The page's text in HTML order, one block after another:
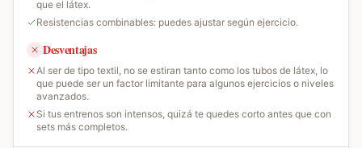
que el látex.
Resistencias combinables: puedes ajustar según ejercicio.
Desventajas
Al ser de tipo textil, no se estiran tanto como los tubos de látex, lo
que puede ser un factor limitante para algunos ejercicios o niveles
avanzados.
Si tus entrenos son intensos, quizá te quedes corto antes que con
sets más completos.